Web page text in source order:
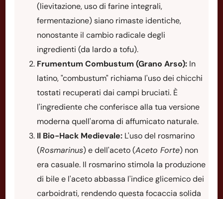
(lievitazione, uso di farine integrali,
fermentazione) siano rimaste identiche,
nonostante il cambio radicale degli
ingredienti (da lardo a tofu).
Frumentum Combustum (Grano Arso): In
latino, "combustum" richiama l'uso dei chicchi
tostati recuperati dai campi bruciati. È
l'ingrediente che conferisce alla tua versione
moderna quell'aroma di affumicato naturale.
Il Bio-Hack Medievale: L'uso del rosmarino
(Rosmarinus) e dell'aceto (Aceto Forte) non
era casuale. Il rosmarino stimola la produzione
di bile e l'aceto abbassa l'indice glicemico dei
carboidrati, rendendo questa focaccia solida